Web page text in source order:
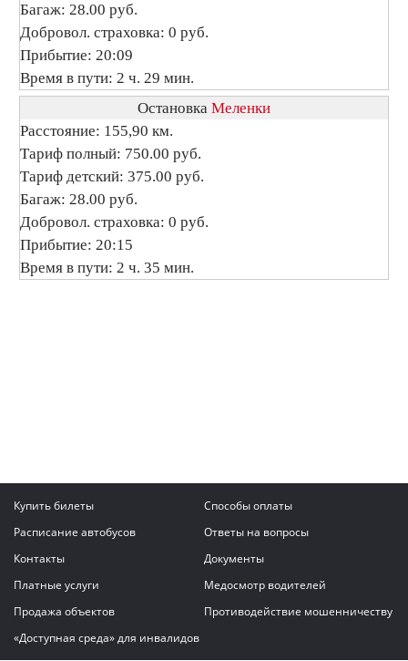
Багаж: 28.00 руб.
Добровол. страховка: 0 руб.
Прибытие: 20:09
Время в пути: 2 ч. 29 мин.
Остановка Меленки
Расстояние: 155,90 км.
Тариф полный: 750.00 руб.
Тариф детский: 375.00 руб.
Багаж: 28.00 руб.
Добровол. страховка: 0 руб.
Прибытие: 20:15
Время в пути: 2 ч. 35 мин.
Купить билеты
Способы оплаты
Расписание автобусов
Ответы на вопросы
Контакты
Документы
Платные услуги
Медосмотр водителей
Продажа объектов
Противодействие мошенничеству
«Доступная среда» для инвалидов